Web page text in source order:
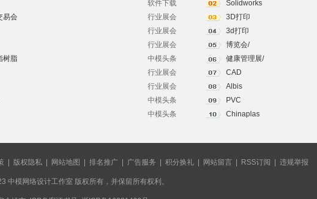
软件下载
行业展会
易会
行业展会
行业展会
中模头条
树脂
行业展会
行业展会
中模头条
中模头条
Solidworks
3D打印
3d打印
博览会/
健康管理展/
CAD
Albis
PVC
Chinaplas
版权隐私| 网站地图 排名推广| 广告服务 积分换礼| 网站留言| RSS订阅 违规举报
中模网络设计工作室 版权所有，并保留所有权利。